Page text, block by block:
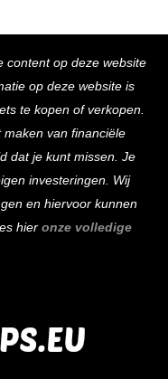
content op deze website
op deze website is
te kopen of verkopen.
van financiële
dat je kunt missen. Je
investeringen. Wij
en hiervoor kunnen
hier onze volledige